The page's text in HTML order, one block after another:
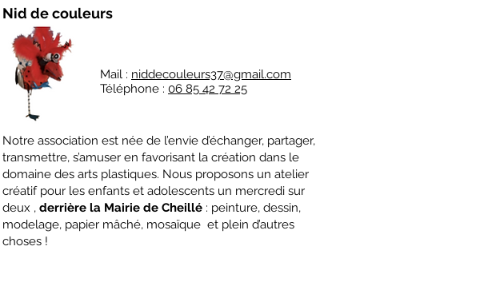
Nid de couleurs
Mail : niddecouleurs37@gmail.com
Téléphone : 06 85 42 72 25
Notre association est née de l’envie d’échanger, partager,
transmettre, s’amuser en favorisant la création dans le
domaine des arts plastiques. Nous proposons un atelier
créatif pour les enfants et adolescents un mercredi sur
deux , derrière la Mairie de Cheillé : peinture, dessin,
modelage, papier mâché, mosaïque et plein d’autres
choses !